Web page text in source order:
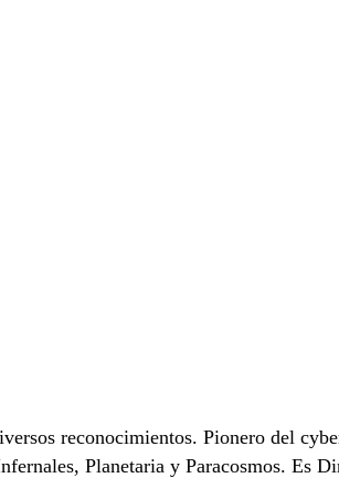
reconocimientos. Pionero del
Planetaria y Paracosmos. Es